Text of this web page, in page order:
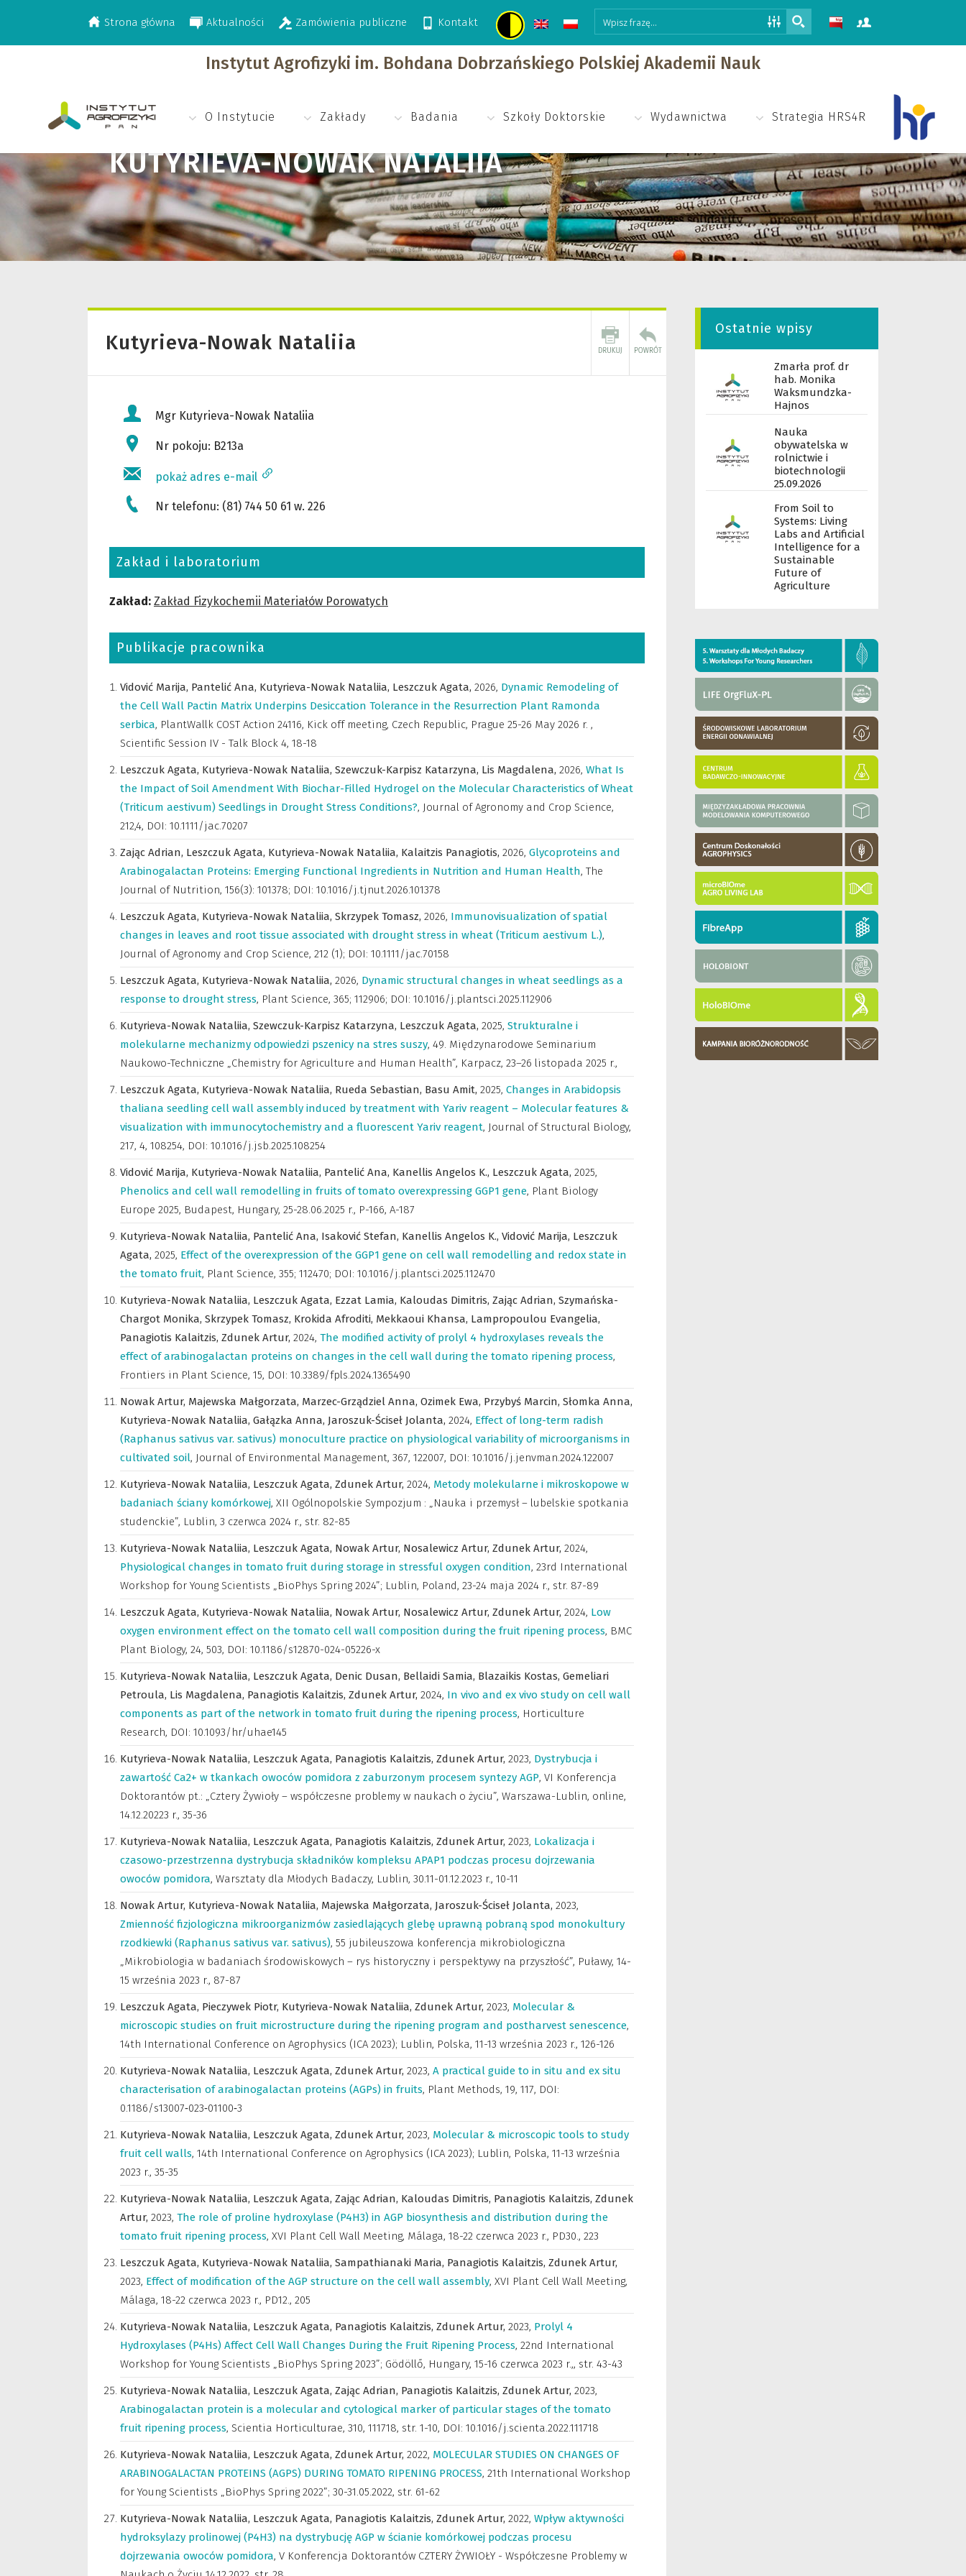
Strona główna Aktualności Zamówienia publiczne Kontakt
Instytut Agrofizyki im. Bohdana Dobrzańskiego Polskiej Akademii Nauk
O Instytucie Zakłady Badania Szkoły Doktorskie Wydawnictwa Strategia HRS4R
KUTYRIEVA-NOWAK NATALIIA
>Pracownicy techniczni>Kutyrieva-Nowak Nataliia
Kutyrieva-Nowak Nataliia
Mgr Kutyrieva-Nowak Nataliia
Nr pokoju: B213a
pokaż adres e-mail
Nr telefonu: (81) 744 50 61 w. 226
Zakład i laboratorium
Zakład: Zakład Fizykochemii Materiałów Porowatych
Publikacje pracownika
Vidović Marija, Pantelić Ana, Kutyrieva-Nowak Nataliia, Leszczuk Agata, 2026, Dynamic Remodeling of
the Cell Wall Pactin Matrix Underpins Desiccation Tolerance in the Resurrection Plant Ramonda
serbica, PlantWallk COST Action 24116, Kick off meeting, Czech Republic, Prague 25-26 May 2026 r. ,
Scientific Session IV - Talk Block 4, 18-18
Leszczuk Agata, Kutyrieva-Nowak Nataliia, Szewczuk-Karpisz Katarzyna, Lis Magdalena, 2026, What Is
the Impact of Soil Amendment With Biochar-Filled Hydrogel on the Molecular Characteristics of Wheat
(Triticum aestivum) Seedlings in Drought Stress Conditions?, Journal of Agronomy and Crop Science,
212,4, DOI: 10.1111/jac.70207
Zając Adrian, Leszczuk Agata, Kutyrieva-Nowak Nataliia, Kalaitzis Panagiotis, 2026, Glycoproteins and
Arabinogalactan Proteins: Emerging Functional Ingredients in Nutrition and Human Health, The
Journal of Nutrition, 156(3): 101378; DOI: 10.1016/j.tjnut.2026.101378
Leszczuk Agata, Kutyrieva-Nowak Nataliia, Skrzypek Tomasz, 2026, Immunovisualization of spatial
changes in leaves and root tissue associated with drought stress in wheat (Triticum aestivum L.),
Journal of Agronomy and Crop Science, 212 (1); DOI: 10.1111/jac.70158
Leszczuk Agata, Kutyrieva-Nowak Nataliia, 2026, Dynamic structural changes in wheat seedlings as a
response to drought stress, Plant Science, 365; 112906; DOI: 10.1016/j.plantsci.2025.112906
Kutyrieva-Nowak Nataliia, Szewczuk-Karpisz Katarzyna, Leszczuk Agata, 2025, Strukturalne i
molekularne mechanizmy odpowiedzi pszenicy na stres suszy, 49. Międzynarodowe Seminarium
Naukowo-Techniczne „Chemistry for Agriculture and Human Health”, Karpacz, 23–26 listopada 2025 r.,
Leszczuk Agata, Kutyrieva-Nowak Nataliia, Rueda Sebastian, Basu Amit, 2025, Changes in Arabidopsis
thaliana seedling cell wall assembly induced by treatment with Yariv reagent – Molecular features &
visualization with immunocytochemistry and a fluorescent Yariv reagent, Journal of Structural Biology,
217, 4, 108254, DOI: 10.1016/j.jsb.2025.108254
Vidović Marija, Kutyrieva-Nowak Nataliia, Pantelić Ana, Kanellis Angelos K., Leszczuk Agata, 2025,
Phenolics and cell wall remodelling in fruits of tomato overexpressing GGP1 gene, Plant Biology
Europe 2025, Budapest, Hungary, 25-28.06.2025 r., P-166, A-187
Kutyrieva-Nowak Nataliia, Pantelić Ana, Isaković Stefan, Kanellis Angelos K., Vidović Marija, Leszczuk
Agata, 2025, Effect of the overexpression of the GGP1 gene on cell wall remodelling and redox state in
the tomato fruit, Plant Science, 355; 112470; DOI: 10.1016/j.plantsci.2025.112470
Kutyrieva-Nowak Nataliia, Leszczuk Agata, Ezzat Lamia, Kaloudas Dimitris, Zając Adrian, Szymańska-
Chargot Monika, Skrzypek Tomasz, Krokida Afroditi, Mekkaoui Khansa, Lampropoulou Evangelia,
Panagiotis Kalaitzis, Zdunek Artur, 2024, The modified activity of prolyl 4 hydroxylases reveals the
effect of arabinogalactan proteins on changes in the cell wall during the tomato ripening process,
Frontiers in Plant Science, 15, DOI: 10.3389/fpls.2024.1365490
Nowak Artur, Majewska Małgorzata, Marzec-Grządziel Anna, Ozimek Ewa, Przybyś Marcin, Słomka Anna,
Kutyrieva-Nowak Nataliia, Gałązka Anna, Jaroszuk-Ściseł Jolanta, 2024, Effect of long-term radish
(Raphanus sativus var. sativus) monoculture practice on physiological variability of microorganisms in
cultivated soil, Journal of Environmental Management, 367, 122007, DOI: 10.1016/j.jenvman.2024.122007
Kutyrieva-Nowak Nataliia, Leszczuk Agata, Zdunek Artur, 2024, Metody molekularne i mikroskopowe w
badaniach ściany komórkowej, XII Ogólnopolskie Sympozjum : „Nauka i przemysł – lubelskie spotkania
studenckie”, Lublin, 3 czerwca 2024 r., str. 82-85
Kutyrieva-Nowak Nataliia, Leszczuk Agata, Nowak Artur, Nosalewicz Artur, Zdunek Artur, 2024,
Physiological changes in tomato fruit during storage in stressful oxygen condition, 23rd International
Workshop for Young Scientists „BioPhys Spring 2024”; Lublin, Poland, 23-24 maja 2024 r., str. 87-89
Leszczuk Agata, Kutyrieva-Nowak Nataliia, Nowak Artur, Nosalewicz Artur, Zdunek Artur, 2024, Low
oxygen environment effect on the tomato cell wall composition during the fruit ripening process, BMC
Plant Biology, 24, 503, DOI: 10.1186/s12870-024-05226-x
Kutyrieva-Nowak Nataliia, Leszczuk Agata, Denic Dusan, Bellaidi Samia, Blazaikis Kostas, Gemeliari
Petroula, Lis Magdalena, Panagiotis Kalaitzis, Zdunek Artur, 2024, In vivo and ex vivo study on cell wall
components as part of the network in tomato fruit during the ripening process, Horticulture
Research, DOI: 10.1093/hr/uhae145
Kutyrieva-Nowak Nataliia, Leszczuk Agata, Panagiotis Kalaitzis, Zdunek Artur, 2023, Dystrybucja i
zawartość Ca2+ w tkankach owoców pomidora z zaburzonym procesem syntezy AGP, VI Konferencja
Doktorantów pt.: „Cztery Żywioły – współczesne problemy w naukach o życiu”, Warszawa-Lublin, online,
14.12.20223 r., 35-36
Kutyrieva-Nowak Nataliia, Leszczuk Agata, Panagiotis Kalaitzis, Zdunek Artur, 2023, Lokalizacja i
czasowo-przestrzenna dystrybucja składników kompleksu APAP1 podczas procesu dojrzewania
owoców pomidora, Warsztaty dla Młodych Badaczy, Lublin, 30.11-01.12.2023 r., 10-11
Nowak Artur, Kutyrieva-Nowak Nataliia, Majewska Małgorzata, Jaroszuk-Ściseł Jolanta, 2023,
Zmienność fizjologiczna mikroorganizmów zasiedlających glebę uprawną pobraną spod monokultury
rzodkiewki (Raphanus sativus var. sativus), 55 jubileuszowa konferencja mikrobiologiczna
„Mikrobiologia w badaniach środowiskowych – rys historyczny i perspektywy na przyszłość”, Puławy, 14-
15 września 2023 r., 87-87
Leszczuk Agata, Pieczywek Piotr, Kutyrieva-Nowak Nataliia, Zdunek Artur, 2023, Molecular &
microscopic studies on fruit microstructure during the ripening program and postharvest senescence,
14th International Conference on Agrophysics (ICA 2023); Lublin, Polska, 11-13 września 2023 r., 126-126
Kutyrieva-Nowak Nataliia, Leszczuk Agata, Zdunek Artur, 2023, A practical guide to in situ and ex situ
characterisation of arabinogalactan proteins (AGPs) in fruits, Plant Methods, 19, 117, DOI:
0.1186/s13007‑023‑01100‑3
Kutyrieva-Nowak Nataliia, Leszczuk Agata, Zdunek Artur, 2023, Molecular & microscopic tools to study
fruit cell walls, 14th International Conference on Agrophysics (ICA 2023); Lublin, Polska, 11-13 września
2023 r., 35-35
Kutyrieva-Nowak Nataliia, Leszczuk Agata, Zając Adrian, Kaloudas Dimitris, Panagiotis Kalaitzis, Zdunek
Artur, 2023, The role of proline hydroxylase (P4H3) in AGP biosynthesis and distribution during the
tomato fruit ripening process, XVI Plant Cell Wall Meeting, Málaga, 18-22 czerwca 2023 r., PD30., 223
Leszczuk Agata, Kutyrieva-Nowak Nataliia, Sampathianaki Maria, Panagiotis Kalaitzis, Zdunek Artur,
2023, Effect of modification of the AGP structure on the cell wall assembly, XVI Plant Cell Wall Meeting,
Málaga, 18-22 czerwca 2023 r., PD12., 205
Kutyrieva-Nowak Nataliia, Leszczuk Agata, Panagiotis Kalaitzis, Zdunek Artur, 2023, Prolyl 4
Hydroxylases (P4Hs) Affect Cell Wall Changes During the Fruit Ripening Process, 22nd International
Workshop for Young Scientists „BioPhys Spring 2023”; Gödöllő, Hungary, 15-16 czerwca 2023 r.,, str. 43-43
Kutyrieva-Nowak Nataliia, Leszczuk Agata, Zając Adrian, Panagiotis Kalaitzis, Zdunek Artur, 2023,
Arabinogalactan protein is a molecular and cytological marker of particular stages of the tomato
fruit ripening process, Scientia Horticulturae, 310, 111718, str. 1-10, DOI: 10.1016/j.scienta.2022.111718
Kutyrieva-Nowak Nataliia, Leszczuk Agata, Zdunek Artur, 2022, MOLECULAR STUDIES ON CHANGES OF
ARABINOGALACTAN PROTEINS (AGPS) DURING TOMATO RIPENING PROCESS, 21th International Workshop
for Young Scientists „BioPhys Spring 2022”; 30-31.05.2022, str. 61-62
Kutyrieva-Nowak Nataliia, Leszczuk Agata, Panagiotis Kalaitzis, Zdunek Artur, 2022, Wpływ aktywności
hydroksylazy prolinowej (P4H3) na dystrybucję AGP w ścianie komórkowej podczas procesu
dojrzewania owoców pomidora, V Konferencja Doktorantów CZTERY ŻYWIOŁY - Współczesne Problemy w
Ostatnie wpisy
Zmarła prof. dr
hab. Monika
Waksmundzka-
Hajnos
Nauka
obywatelska w
rolnictwie i
biotechnologii
25.09.2026
From Soil to
Systems: Living
Labs and Artificial
Intelligence for a
Sustainable
Future of
Agriculture